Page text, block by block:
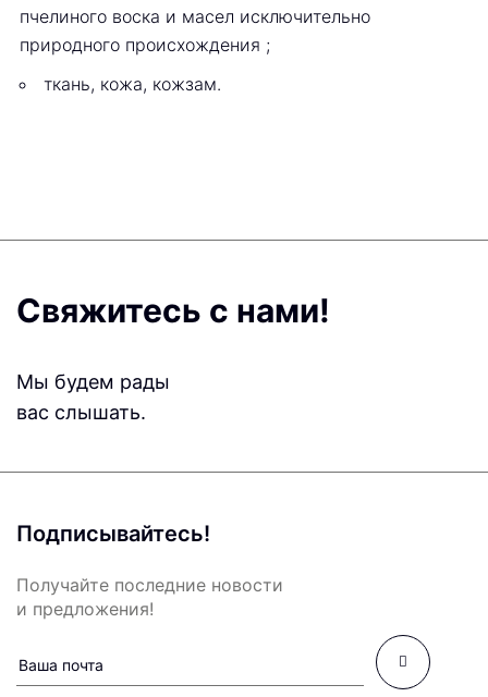
пчелиного воска и масел исключительно
природного происхождения ;
ткань, кожа, кожзам.
Свяжитесь с нами!
Мы будем рады
вас слышать.
Подписывайтесь!
Получайте последние новости
и предложения!